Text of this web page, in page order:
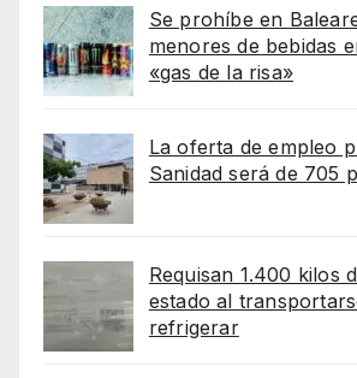
Se prohíbe en
menores de bebidas
«gas de la risa»
La oferta de empleo
Sanidad será de 705
Requisan 1.400 kilos
estado al
refrigerar